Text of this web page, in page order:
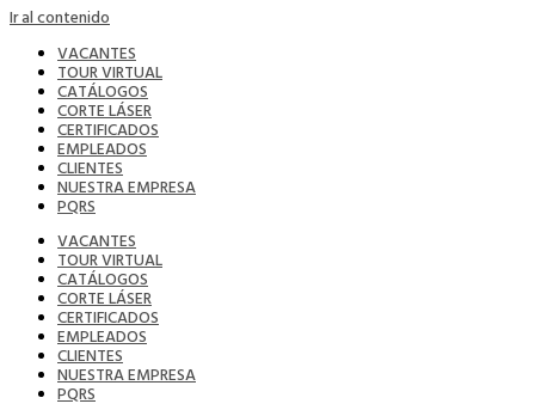
Ir al contenido
VACANTES
TOUR VIRTUAL
CATÁLOGOS
CORTE LÁSER
CERTIFICADOS
EMPLEADOS
CLIENTES
NUESTRA EMPRESA
PQRS
VACANTES
TOUR VIRTUAL
CATÁLOGOS
CORTE LÁSER
CERTIFICADOS
EMPLEADOS
CLIENTES
NUESTRA EMPRESA
PQRS